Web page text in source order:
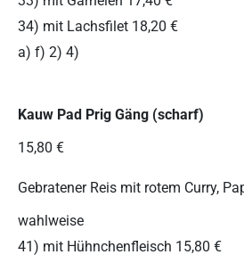
34) mit Lachsfilet 18,20 €
a) f) 2) 4)
Kauw Pad Prig Gäng (scharf)
15,80 €
Gebratener Reis mit rotem Curry,
wahlweise
41) mit Hühnchenfleisch 15,80 €